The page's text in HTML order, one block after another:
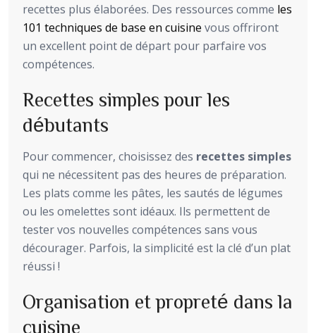
recettes plus élaborées. Des ressources comme les
101 techniques de base en cuisine vous offriront
un excellent point de départ pour parfaire vos
compétences.
Recettes simples pour les
débutants
Pour commencer, choisissez des recettes simples
qui ne nécessitent pas des heures de préparation.
Les plats comme les pâtes, les sautés de légumes
ou les omelettes sont idéaux. Ils permettent de
tester vos nouvelles compétences sans vous
décourager. Parfois, la simplicité est la clé d’un plat
réussi !
Organisation et propreté dans la
cuisine